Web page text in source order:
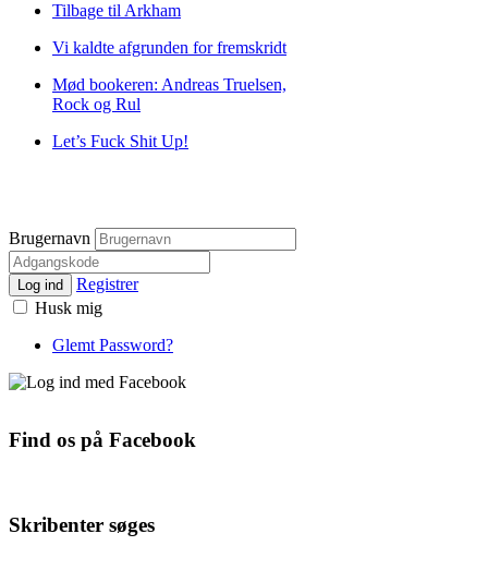
Tilbage til Arkham
Vi kaldte afgrunden for fremskridt
Mød bookeren: Andreas Truelsen,
Rock og Rul
Let’s Fuck Shit Up!
Brugernavn
Log ind
Registrer
Husk mig
Glemt Password?
Find os på Facebook
Skribenter søges